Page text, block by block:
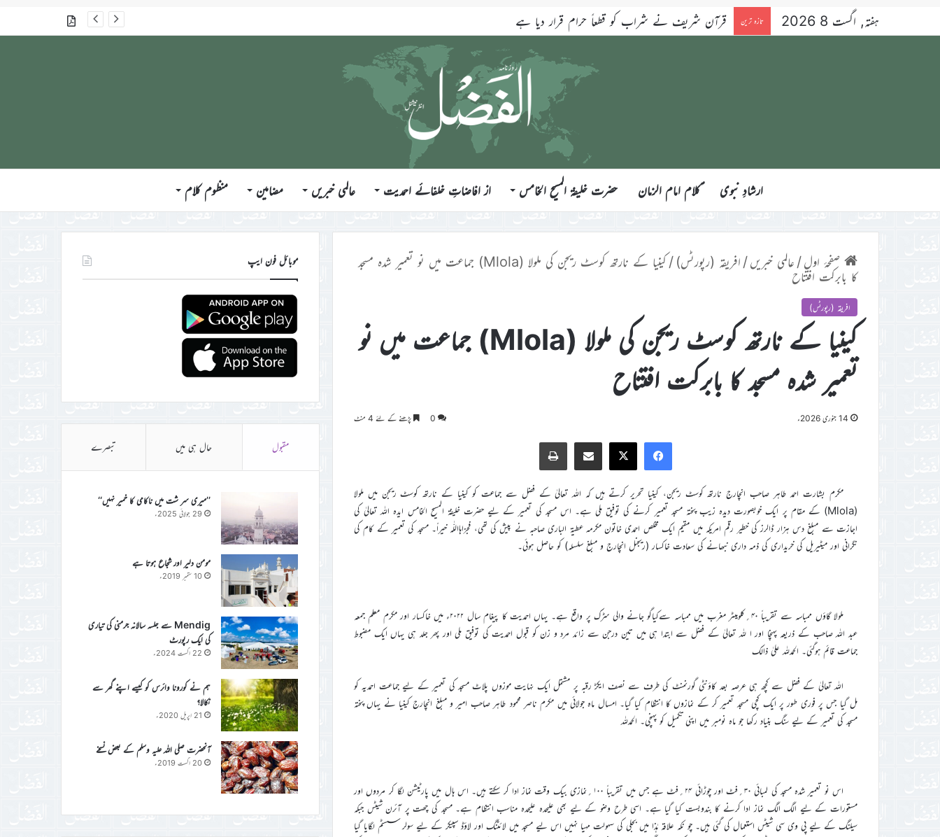
ہفتہ, اگست 8 2026 تازہ ترین قرآن شریف نے شراب کو قطعاً حرام قرار دیا ہے گذشتہ شمارے
ارشادِ نبوی ؑکلام امام الزمان حضرت خلیفۃ المسیح الخامس از افاضاتِ خلفائے احمدیت عالمی خبریں مضامین منظوم کلام
صفحۂ اول/ عالمی خبریں/ افریقہ (رپورٹس) /
کینیا کے نارتھ کوسٹ ریجن کی ملولا (Mlola) جماعت میں نو تعمیر شدہ مسجد
کا بابرکت افتتاح
افریقہ (رپورٹس)
کینیا کے نارتھ کوسٹ ریجن کی ملولا (Mlola) جماعت میں نو
تعمیر شدہ مسجد کا بابرکت افتتاح
14 جنوری 2026ء 0 پڑھنے کے لئے 4 منٹ
Facebook
X
Share via Email
Print
مکرم بشارت احمد طاہر صاحب انچارج نارتھ کوسٹ ریجن، کینیا تحریر کرتے ہیں کہ اللہ تعالیٰ کے فضل سے جماعت کو کینیا کے نارتھ کوسٹ ریجن میں ملولا
(Mlola) کے مقام پر ایک خوبصورت دیدہ زیب پختہ مسجد تعمیر کرنے کی توفیق ملی ہے۔ اس مسجد کی تعمیر کے لیے حضرت خلیفۃ المسیح الخامس ایدہ اللہ تعالیٰ کی
اجازت سے مبلغ دس ہزار ڈالرز کی خطیر رقم امریکہ میں مقیم ایک مخلص احمدی خاتون مکرمہ عطیۃ الباری صاحبہ نے پیش کی تھی، فجزاہااللّٰہ خیراً۔ مسجد کی تعمیر کے کام کی
نگرانی اور میٹیریل کی خریداری کی ذمہ داری نبھانے کی سعادت خاکسار (ریجنل انچارج و مبلغ سلسلہ) کو حاصل ہوئی۔
ملولا گاؤں ممباسہ سے تقریباً ۴۰؍کلومیٹر مغرب میں ممباسہ سےکیاگو جانے والی سڑک پر واقع ہے۔ یہاں احمدیت کا پیغام سال ۲۰۲۲ء میں خاکسار اور مکرم معلم جمعہ
عبد اللہ صاحب کے ذریعہ پہنچا اور ا للہ تعالیٰ کے فضل سے ابتدا ہی میں تین درجن سے زائد مرد و زن کو قبول احمدیت کی توفیق ملی اور پھر جلد ہی یہاں ایک مضبوط
جماعت قائم ہوگئی۔ الحمدللہ علیٰ ذالک
اللہ تعالیٰ کے فضل سے کچھ ہی عرصہ بعد کاؤنٹی گورنمنٹ کی طرف سے نصف ایکڑ رقبہ پر مشتمل ایک نہایت موزوں پلاٹ مسجد کی تعمیر کے لیے جماعت احمدیہ کو
مل گیا جس پر فوری طور پر ایک کچی مسجد تعمیر کر کے نمازوں کا انتظام کیا گیا۔ امسال ماہ جولائی میں مکرم ناصر محمود طاہر صاحب امیر و مبلغ انچارج کینیا نے یہاں پختہ
مسجد کی تعمیر کے لیے سنگ بنیاد رکھا جو ماہ نومبر میں اپنی تکمیل کو پہنچی۔ الحمدللہ
اس نو تعمیر شدہ مسجد کی لمبائی ۳۰؍فٹ اور چوڑائی ۲۴؍فٹ ہے جس میں تقریباً ۱۰۰؍نمازی بیک وقت نماز ادا کر سکتے ہیں۔ اس ہال میں پارٹیشن لگا کر مردوں اور
مستورات کے لیے الگ الگ نماز ادا کرنے کا بندوبست کیا گیا ہے۔ اسی طرح وضو کے لیے بھی علیحدہ علیحدہ مناسب انتظام ہے۔ مسجد کی چھت پر آئرن شیٹس جبکہ
سیلنگ کے لیے پی وی سی شیٹس استعمال کی گئی ہیں۔ چو نکہ علاقہ ہٰذا میں بجلی کی سہولت مہیا نہیں اس لیے مسجد میں لائٹنگ اور لاؤڈ سپیکر کے لیے سولر سسٹم لگایا گیا
موبائل فون ایپ
مقبول حال ہی میں تبصرے
’’میری سر شت میں ناکامی کا خمیر نہیں‘‘
29 جولائی 2025ء
مومن دلیر اور شجاع ہوتا ہے
10 ستمبر 2019ء
Mendig سے جلسہ سالانہ جرمنی کی تیاری
کی ایک رپورٹ
22 اگست 2024ء
ہم نے کورونا وائرس کو کیسے اپنے گھر سے
نکالا؟
21 اپریل 2020ء
آنحضرت صلی اللہ علیہ وسلم کے بعض نسخے
20 اگست 2019ء